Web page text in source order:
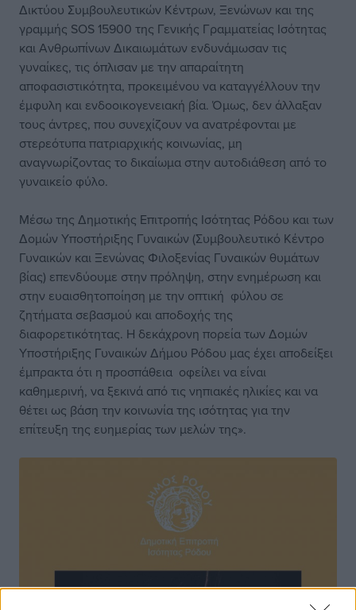
Δικτύου Συμβουλευτικών Κέντρων, Ξενώνων και της
γραμμής SOS 15900 της Γενικής Γραμματείας Ισότητας
και Ανθρωπίνων Δικαιωμάτων ενδυνάμωσαν τις
γυναίκες, τις όπλισαν με την απαραίτητη
αποφασιστικότητα, προκειμένου να καταγγέλλουν την
έμφυλη και ενδοοικογενειακή βία. Όμως, δεν άλλαξαν
τους άντρες, που συνεχίζουν να ανατρέφονται με
στερεότυπα πατριαρχικής κοινωνίας, μη
αναγνωρίζοντας το δικαίωμα στην αυτοδιάθεση από το
γυναικείο φύλο.
Μέσω της Δημοτικής Επιτροπής Ισότητας Ρόδου και των
Δομών Υποστήριξης Γυναικών (Συμβουλευτικό Κέντρο
Γυναικών και Ξενώνας Φιλοξενίας Γυναικών θυμάτων
βίας) επενδύουμε στην πρόληψη, στην ενημέρωση και
στην ευαισθητοποίηση με την οπτική φύλου σε
ζητήματα σεβασμού και αποδοχής της
διαφορετικότητας. Η δεκάχρονη πορεία των Δομών
Υποστήριξης Γυναικών Δήμου Ρόδου μας έχει αποδείξει
έμπρακτα ότι η προσπάθεια οφείλει να είναι
καθημερινή, να ξεκινά από τις νηπιακές ηλικίες και να
θέτει ως βάση την κοινωνία της ισότητας για την
επίτευξη της ευημερίας των μελών της».